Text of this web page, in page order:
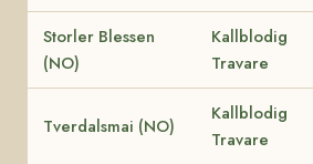
Storler Blessen
(NO)
Kallblodig
Travare
Tverdalsmai (NO)
Kallblodig
Travare